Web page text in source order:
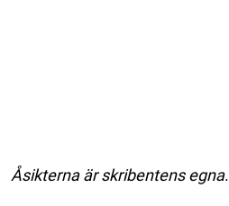
Åsikterna är skribentens egna.